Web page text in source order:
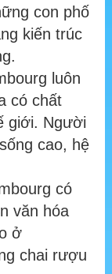
con phố
kiến trúc
luôn
có chất
giới. Người
cao, hệ
có
văn hóa
ở
chai rượu